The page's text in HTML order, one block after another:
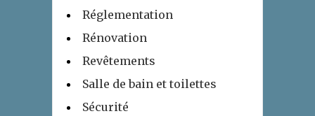
Réglementation
Rénovation
Revêtements
Salle de bain et toilettes
Sécurité